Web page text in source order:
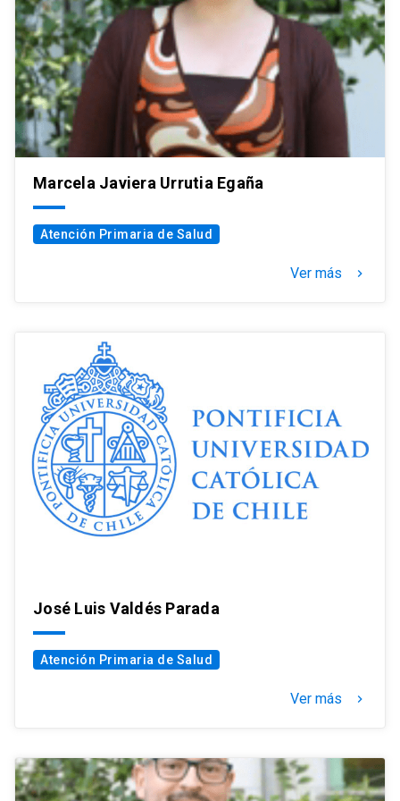
Marcela Javiera Urrutia Egaña
Atención Primaria de Salud
Ver más keyboard_arrow_right
José Luis Valdés Parada
Atención Primaria de Salud
Ver más keyboard_arrow_right